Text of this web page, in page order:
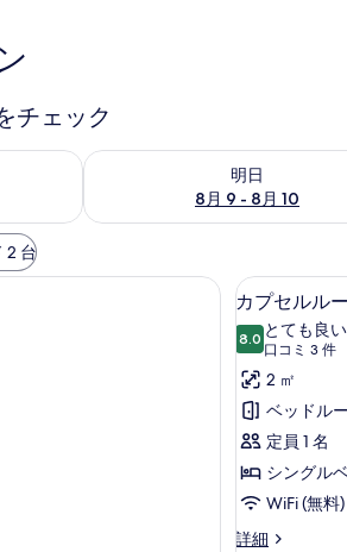
チェック
チェック
明日
8月 9 - 8月 10
明日 8月 9 - 8月 10 の空室状況
2 台
カ
プ
セ
ル
ル
ー
ム
女
性
8
カプセルル
8.010 点中 8.0
とても良い
口コミ 3 件
(口
コ
ミ
3
件)
2 ㎡
ベッドル
定員 1 名
シングル
WiFi (無料)
詳細
カ